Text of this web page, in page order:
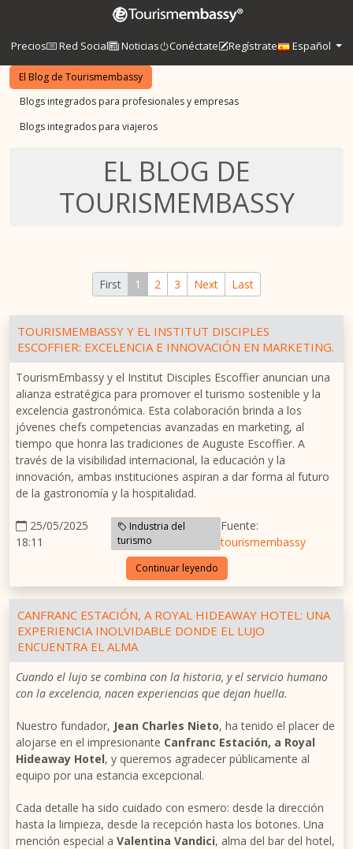
Precios Red Social Noticias Conéctate Regístrate Español
El Blog de Tourismembassy
Blogs integrados para profesionales y empresas
Blogs integrados para viajeros
EL BLOG DE
TOURISMEMBASSY
First 1 2 3 Next Last
TOURISMEMBASSY Y EL INSTITUT DISCIPLES
ESCOFFIER: EXCELENCIA E INNOVACIÓN EN MARKETING.
TourismEmbassy y el Institut Disciples Escoffier anuncian una
alianza estratégica para promover el turismo sostenible y la
excelencia gastronómica. Esta colaboración brinda a los
jóvenes chefs competencias avanzadas en marketing, al
tiempo que honra las tradiciones de Auguste Escoffier. A
través de la visibilidad internacional, la educación y la
innovación, ambas instituciones aspiran a dar forma al futuro
de la gastronomía y la hospitalidad.
25/05/2025
18:11
Industria del
turismo
Fuente:
tourismembassy
Continuar leyendo
CANFRANC ESTACIÓN, A ROYAL HIDEAWAY HOTEL: UNA
EXPERIENCIA INOLVIDABLE DONDE EL LUJO
ENCUENTRA EL ALMA
Cuando el lujo se combina con la historia, y el servicio humano
con la excelencia, nacen experiencias que dejan huella.
Nuestro fundador, Jean Charles Nieto, ha tenido el placer de
alojarse en el impresionante Canfranc Estación, a Royal
Hideaway Hotel, y queremos agradecer públicamente al
equipo por una estancia excepcional.
Cada detalle ha sido cuidado con esmero: desde la dirección
hasta la limpieza, desde la recepción hasta los botones. Una
mención especial a Valentina Vandici, alma del bar del hotel,